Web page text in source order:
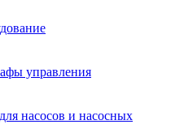
управления
насосов и насосных